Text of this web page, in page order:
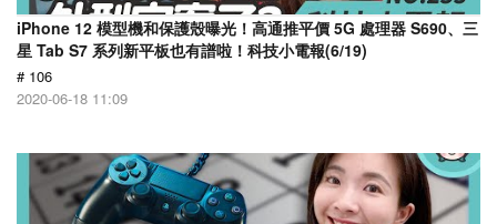
iPhone 12 模型機和保護殼曝光！高通推平價 5G 處理器 S690、三
星 Tab S7 系列新平板也有譜啦！科技小電報(6/19)
# 106
2020-06-18 11:09